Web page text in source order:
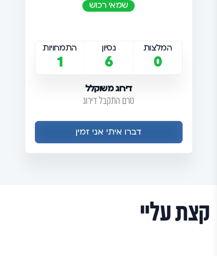
שמאי רכוש
המלצות
0
נסיון
6
התמחויות
1
דירוג משוקלל
טרם התקבל דירוג
דברו איתי אני זמין
קצת עליי